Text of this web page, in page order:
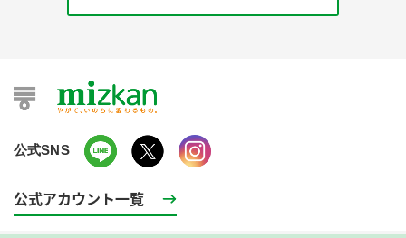
公式SNS
公式アカウント一覧